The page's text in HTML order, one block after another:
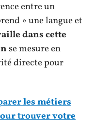
entre un
» une langue et
dans cette
se mesure en
directe pour
les métiers
trouver votre